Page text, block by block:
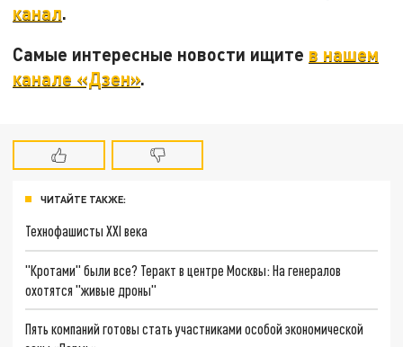
канал.
Самые интересные новости ищите в нашем
канале «Дзен».
ЧИТАЙТЕ ТАКЖЕ:
Технофашисты XXI века
"Кротами" были все? Теракт в центре Москвы: На генералов
охотятся "живые дроны"
Пять компаний готовы стать участниками особой экономической